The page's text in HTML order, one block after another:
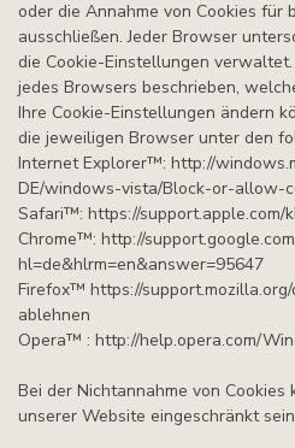
oder die Annahme von Cookies für
ausschließen. Jeder Browser
die Cookie-Einstellungen
jedes Browsers beschrieben,
Ihre Cookie-Einstellungen ändern
die jeweiligen Browser unter den
Internet Explorer™: http://
DE/windows-vista/Block-or-allow-
Safari™: https://support.apple.com/
Chrome™: http://
hl=de&hlrm=en&answer=95647
Firefox™ https://
ablehnen
Opera™ : http://help.opera.com/
Bei der Nichtannahme von
unserer Website eingeschränkt